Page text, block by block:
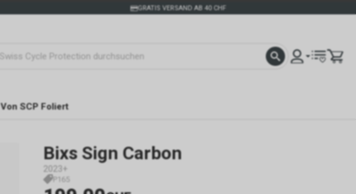
GRATIS VERSAND AB 40 CHF
Von SCP Foliert
Bixs Sign Carbon
2023+
P165